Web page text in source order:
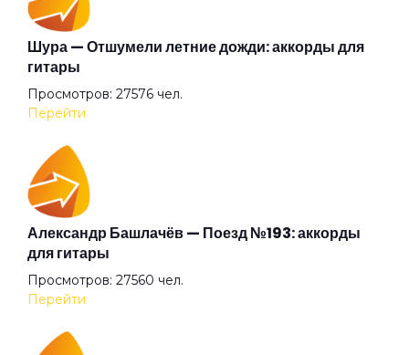
Между мною и тобою
Мир на холсте
Мне помнится
Моя любовь жива
На закате в среду
Шура — Отшумели летние дожди: аккорды для
гитары
Просмотров: 27576 чел.
Перейти
Александр Башлачёв — Поезд №193: аккорды
для гитары
Просмотров: 27560 чел.
Перейти